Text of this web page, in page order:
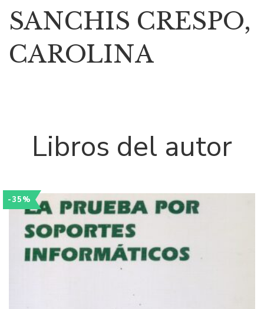
SANCHIS CRESPO,
CAROLINA
Libros del autor
-35%